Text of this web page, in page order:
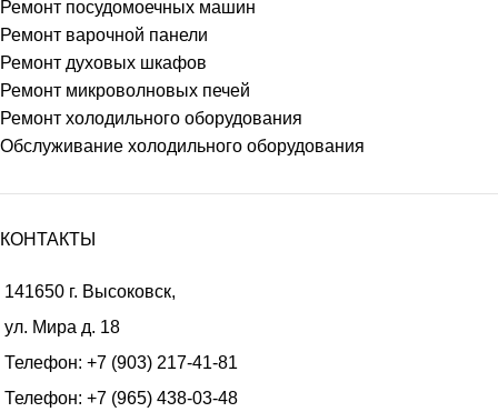
Ремонт посудомоечных машин
Ремонт варочной панели
Ремонт духовых шкафов
Ремонт микроволновых печей
Ремонт холодильного оборудования
Обслуживание холодильного оборудования
КОНТАКТЫ
141650 г. Высоковск,
ул. Мира д. 18
Телефон: +7 (903) 217-41-81
Телефон: +7 (965) 438-03-48